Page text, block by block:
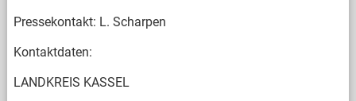
Pressekontakt: L. Scharpen
Kontaktdaten:
LANDKREIS KASSEL